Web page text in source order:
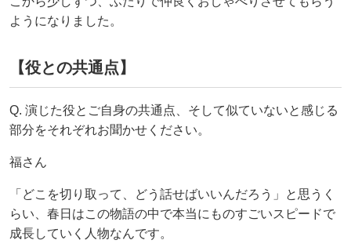
ようになりました。
【役との共通点】
Q. 演じた役とご自身の共通点、そして似ていないと感じる
部分をそれぞれお聞かせください。
福さん
「どこを切り取って、どう話せばいいんだろう」と思うく
らい、春日はこの物語の中で本当にものすごいスピードで
成長していく人物なんです。